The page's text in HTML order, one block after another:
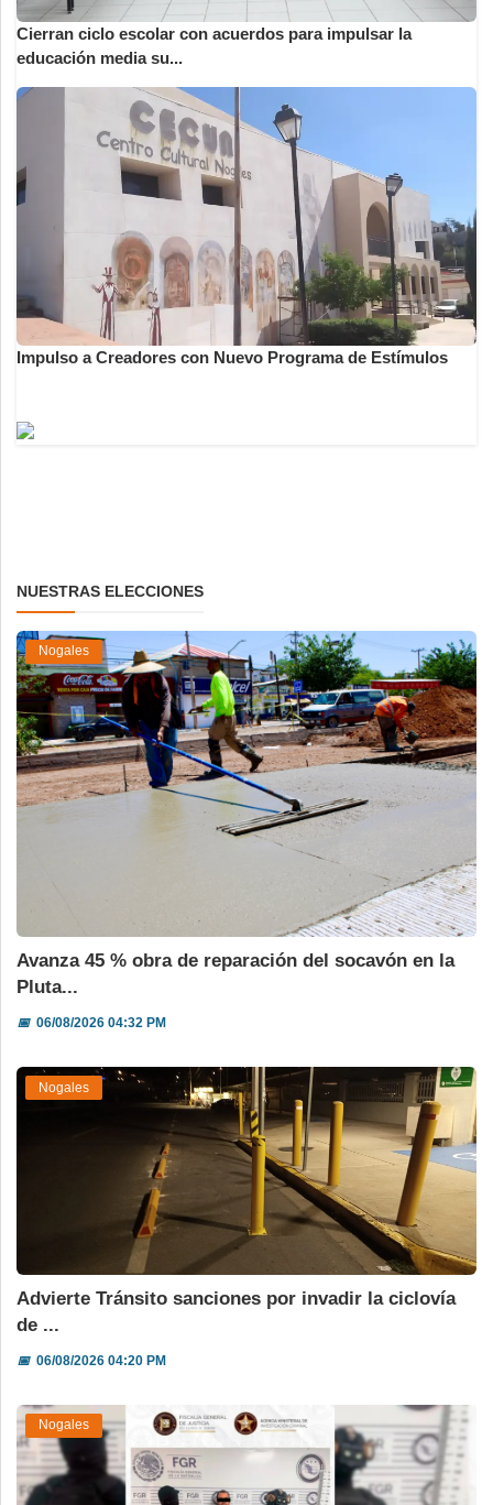
Cierran ciclo escolar con acuerdos para impulsar la
educación media su...
Impulso a Creadores con Nuevo Programa de Estímulos
NUESTRAS ELECCIONES
Nogales
Avanza 45 % obra de reparación del socavón en la
Pluta...
📅06/08/2026 04:32 PM
Nogales
Advierte Tránsito sanciones por invadir la ciclovía
de ...
📅06/08/2026 04:20 PM
Nogales